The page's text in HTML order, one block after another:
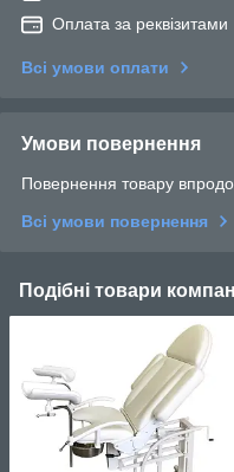
Оплата за реквізитами
Всі умови оплати
Умови повернення
Повернення товару
Всі умови повернення
Подібні товари